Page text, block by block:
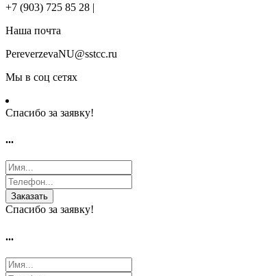
+7 (903) 725 85 28 |
Наша почта
PereverzevaNU@sstcc.ru
Мы в соц сетях
Спасибо за заявку!
...
Заказать
Спасибо за заявку!
...